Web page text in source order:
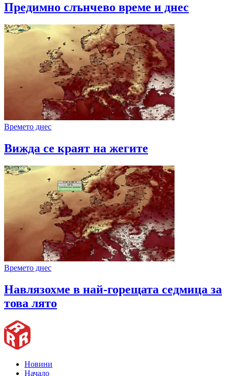
Предимно слънчево време и днес
Времето днес
Вижда се краят на жегите
Времето днес
Навлязохме в най-горещата седмица за
това лято
Новини
Начало